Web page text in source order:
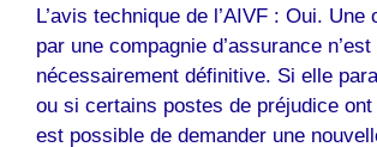
L’avis technique de l’AIVF : Oui. Une
par une compagnie d’assurance n’est
nécessairement définitive. Si elle
ou si certains postes de préjudice ont
est possible de demander une